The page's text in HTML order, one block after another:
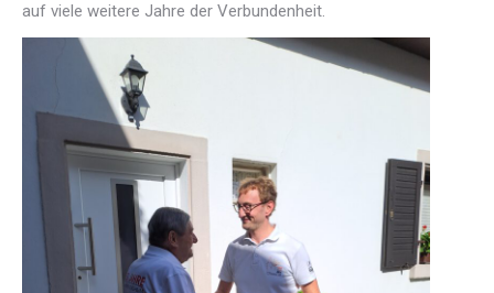
auf viele weitere Jahre der Verbundenheit.